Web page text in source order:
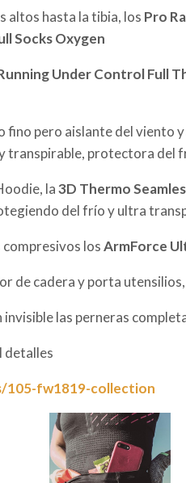
altos hasta la tibia, los Pro
Socks Oxygen
Under Control Full
fino pero aislante del viento y
transpirable, protectora del
la3D Thermo
del frío y ultra
losArmForce
de cadera y porta
las perneras
detalles
105-fw1819-collection